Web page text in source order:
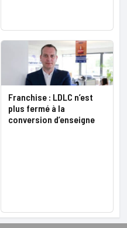
Franchise : LDLC n’est
plus fermé à la
conversion d’enseigne